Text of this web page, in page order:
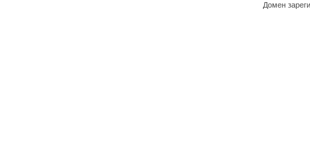
Домен